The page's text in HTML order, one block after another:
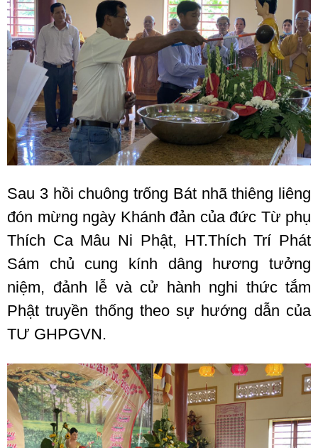
Sau 3 hồi chuông trống Bát nhã thiêng liêng
đón mừng ngày Khánh đản của đức Từ phụ
Thích Ca Mâu Ni Phật, HT.Thích Trí Phát
Sám chủ cung kính dâng hương tưởng
niệm, đảnh lễ và cử hành nghi thức tắm
Phật truyền thống theo sự hướng dẫn của
TƯ GHPGVN.